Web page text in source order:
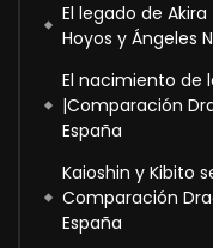
El legado de
Hoyos y Ángeles
El nacimiento de
|Comparación
España
Kaioshin y Kibito
Comparación
España